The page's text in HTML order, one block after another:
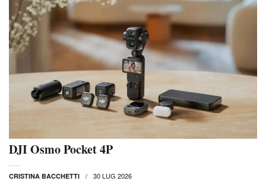
DJI Osmo Pocket 4P
CRISTINA BACCHETTI 30 LUG 2026